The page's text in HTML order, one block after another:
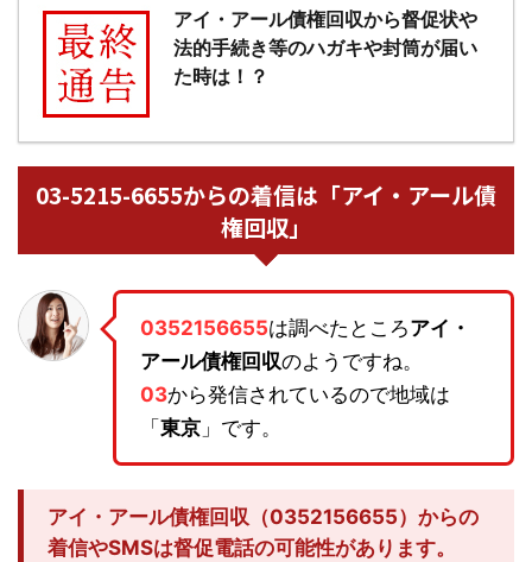
アイ・アール債権回収から督促状や
法的手続き等のハガキや封筒が届い
た時は！？
03-5215-6655からの着信は「アイ・アール債
権回収」
0352156655は調べたところアイ・
アール債権回収のようですね。
03から発信されているので地域は
「 東京 」です。
アイ・アール債権回収（0352156655）からの
着信やSMSは督促電話の可能性があります。